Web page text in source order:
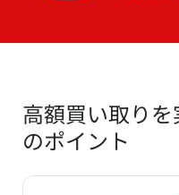
高額買い取り
のポイント